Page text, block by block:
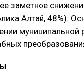
заметное
Алтай, 48%).
муниципальной